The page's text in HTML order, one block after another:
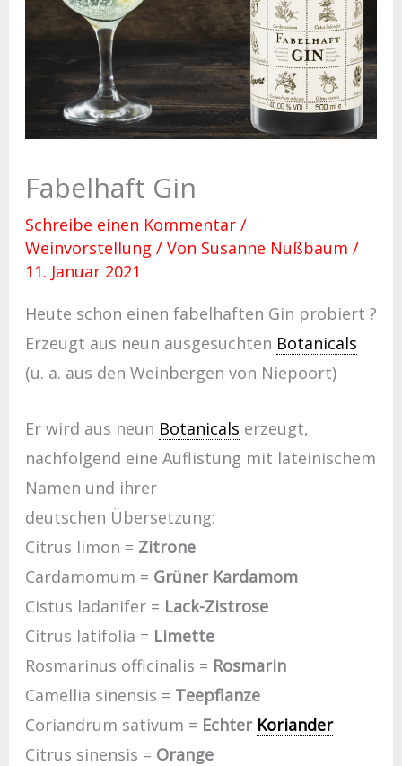
Fabelhaft Gin
Schreibe einen Kommentar /
Weinvorstellung / Von Susanne Nußbaum /
11. Januar 2021
Heute schon einen fabelhaften Gin probiert ?
Erzeugt aus neun ausgesuchten Botanicals
(u. a. aus den Weinbergen von Niepoort)
Er wird aus neun Botanicals erzeugt,
nachfolgend eine Auflistung mit lateinischem
Namen und ihrer
deutschen Übersetzung:
Citrus limon = Zitrone
Cardamomum = Grüner Kardamom
Cistus ladanifer = Lack-Zistrose
Citrus latifolia = Limette
Rosmarinus officinalis = Rosmarin
Camellia sinensis = Teepflanze
Coriandrum sativum = Echter Koriander
Citrus sinensis = Orange